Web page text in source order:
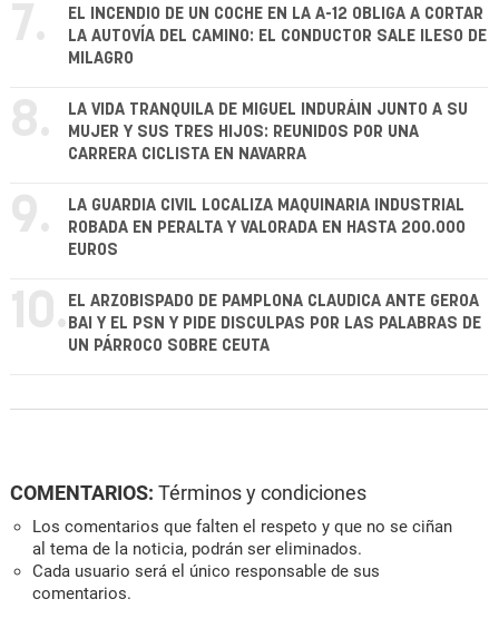
7.
EL INCENDIO DE UN COCHE EN LA A-12 OBLIGA A CORTAR
LA AUTOVÍA DEL CAMINO: EL CONDUCTOR SALE ILESO DE
MILAGRO
8.
LA VIDA TRANQUILA DE MIGUEL INDURÁIN JUNTO A SU
MUJER Y SUS TRES HIJOS: REUNIDOS POR UNA
CARRERA CICLISTA EN NAVARRA
9.
LA GUARDIA CIVIL LOCALIZA MAQUINARIA INDUSTRIAL
ROBADA EN PERALTA Y VALORADA EN HASTA 200.000
EUROS
10. EL ARZOBISPADO DE PAMPLONA CLAUDICA ANTE GEROA
BAI Y EL PSN Y PIDE DISCULPAS POR LAS PALABRAS DE
UN PÁRROCO SOBRE CEUTA
COMENTARIOS: Términos y condiciones
Los comentarios que falten el respeto y que no se ciñan
al tema de la noticia, podrán ser eliminados.
Cada usuario será el único responsable de sus
comentarios.